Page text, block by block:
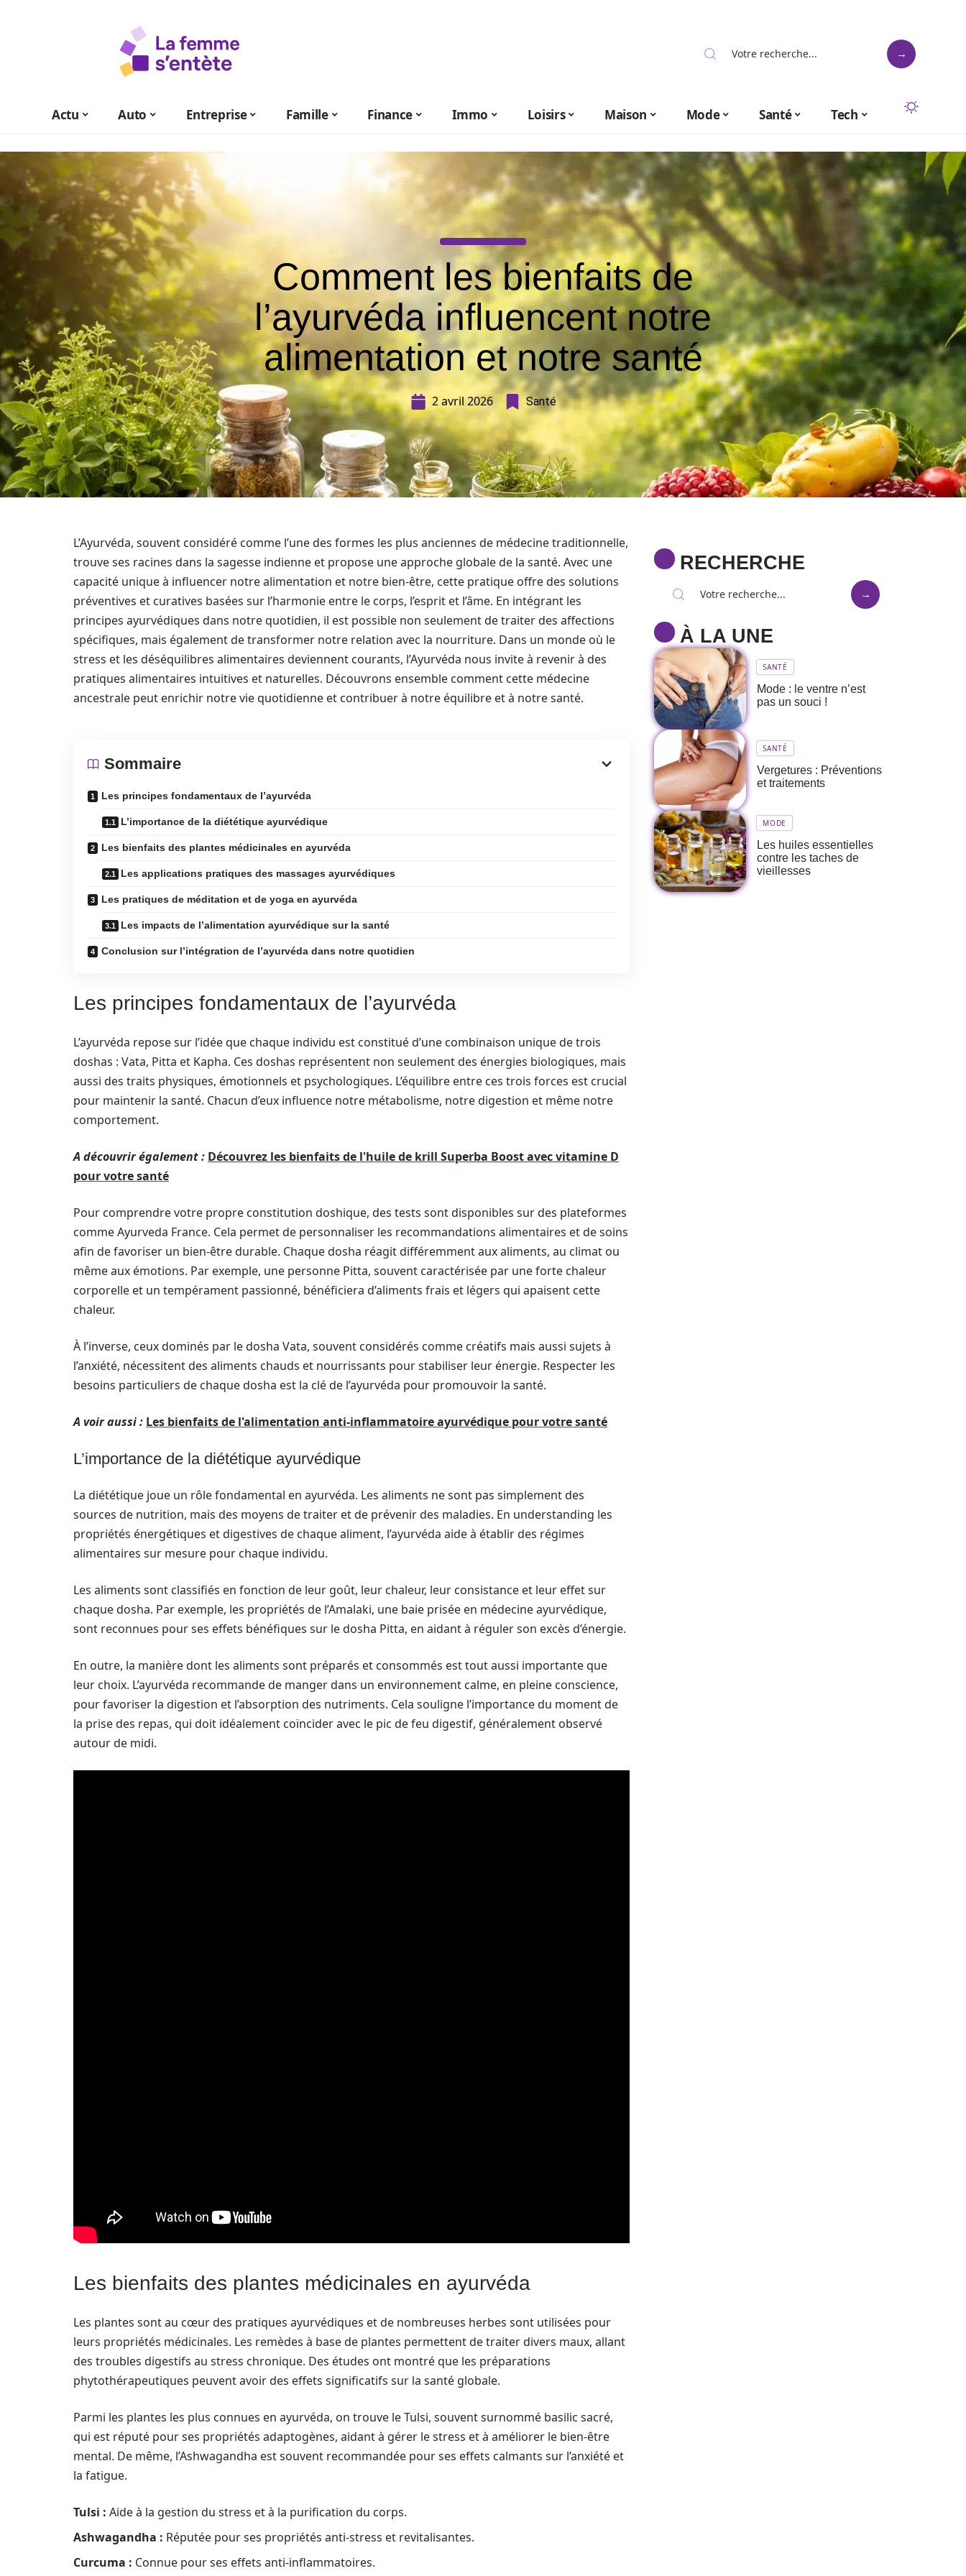
Actu Auto Entreprise Famille Finance Immo Loisirs Maison Mode Santé Tech
Comment les bienfaits de
l’ayurvéda influencent notre
alimentation et notre santé
2 avril 2026 Santé
L’Ayurvéda, souvent considéré comme l’une des formes les plus anciennes de médecine traditionnelle,
trouve ses racines dans la sagesse indienne et propose une approche globale de la santé. Avec une
capacité unique à influencer notre alimentation et notre bien-être, cette pratique offre des solutions
préventives et curatives basées sur l’harmonie entre le corps, l’esprit et l’âme. En intégrant les
principes ayurvédiques dans notre quotidien, il est possible non seulement de traiter des affections
spécifiques, mais également de transformer notre relation avec la nourriture. Dans un monde où le
stress et les déséquilibres alimentaires deviennent courants, l’Ayurvéda nous invite à revenir à des
pratiques alimentaires intuitives et naturelles. Découvrons ensemble comment cette médecine
ancestrale peut enrichir notre vie quotidienne et contribuer à notre équilibre et à notre santé.
Sommaire
Les principes fondamentaux de l’ayurvéda
L’importance de la diététique ayurvédique
Les bienfaits des plantes médicinales en ayurvéda
Les applications pratiques des massages ayurvédiques
Les pratiques de méditation et de yoga en ayurvéda
Les impacts de l’alimentation ayurvédique sur la santé
Conclusion sur l’intégration de l’ayurvéda dans notre quotidien
Les principes fondamentaux de l’ayurvéda
L’ayurvéda repose sur l’idée que chaque individu est constitué d’une combinaison unique de trois
doshas : Vata, Pitta et Kapha. Ces doshas représentent non seulement des énergies biologiques, mais
aussi des traits physiques, émotionnels et psychologiques. L’équilibre entre ces trois forces est crucial
pour maintenir la santé. Chacun d’eux influence notre métabolisme, notre digestion et même notre
comportement.
A découvrir également : Découvrez les bienfaits de l'huile de krill Superba Boost avec vitamine D
pour votre santé
Pour comprendre votre propre constitution doshique, des tests sont disponibles sur des plateformes
comme Ayurveda France. Cela permet de personnaliser les recommandations alimentaires et de soins
afin de favoriser un bien-être durable. Chaque dosha réagit différemment aux aliments, au climat ou
même aux émotions. Par exemple, une personne Pitta, souvent caractérisée par une forte chaleur
corporelle et un tempérament passionné, bénéficiera d’aliments frais et légers qui apaisent cette
chaleur.
À l’inverse, ceux dominés par le dosha Vata, souvent considérés comme créatifs mais aussi sujets à
l’anxiété, nécessitent des aliments chauds et nourrissants pour stabiliser leur énergie. Respecter les
besoins particuliers de chaque dosha est la clé de l’ayurvéda pour promouvoir la santé.
A voir aussi : Les bienfaits de l'alimentation anti-inflammatoire ayurvédique pour votre santé
L’importance de la diététique ayurvédique
La diététique joue un rôle fondamental en ayurvéda. Les aliments ne sont pas simplement des
sources de nutrition, mais des moyens de traiter et de prévenir des maladies. En understanding les
propriétés énergétiques et digestives de chaque aliment, l’ayurvéda aide à établir des régimes
alimentaires sur mesure pour chaque individu.
Les aliments sont classifiés en fonction de leur goût, leur chaleur, leur consistance et leur effet sur
chaque dosha. Par exemple, les propriétés de l’Amalaki, une baie prisée en médecine ayurvédique,
sont reconnues pour ses effets bénéfiques sur le dosha Pitta, en aidant à réguler son excès d’énergie.
En outre, la manière dont les aliments sont préparés et consommés est tout aussi importante que
leur choix. L’ayurvéda recommande de manger dans un environnement calme, en pleine conscience,
pour favoriser la digestion et l’absorption des nutriments. Cela souligne l’importance du moment de
la prise des repas, qui doit idéalement coïncider avec le pic de feu digestif, généralement observé
autour de midi.
Les bienfaits des plantes médicinales en ayurvéda
Les plantes sont au cœur des pratiques ayurvédiques et de nombreuses herbes sont utilisées pour
leurs propriétés médicinales. Les remèdes à base de plantes permettent de traiter divers maux, allant
des troubles digestifs au stress chronique. Des études ont montré que les préparations
phytothérapeutiques peuvent avoir des effets significatifs sur la santé globale.
Parmi les plantes les plus connues en ayurvéda, on trouve le Tulsi, souvent surnommé basilic sacré,
qui est réputé pour ses propriétés adaptogènes, aidant à gérer le stress et à améliorer le bien-être
mental. De même, l’Ashwagandha est souvent recommandée pour ses effets calmants sur l’anxiété et
la fatigue.
Tulsi : Aide à la gestion du stress et à la purification du corps.
Ashwagandha : Réputée pour ses propriétés anti-stress et revitalisantes.
Curcuma : Connue pour ses effets anti-inflammatoires.
RECHERCHE
À LA UNE
SANTÉ
Mode : le ventre n’est
pas un souci !
SANTÉ
Vergetures : Préventions
et traitements
MODE
Les huiles essentielles
contre les taches de
vieillesses